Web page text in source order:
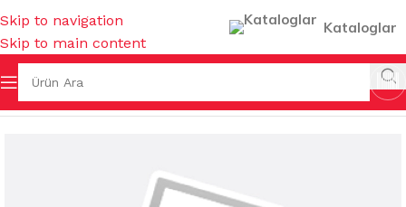
Skip to navigation
Skip to main content
Kataloglar
MUTFAK KEPÇE & KEVGİR & SPATULA & MAŞA & ÇIRPICI